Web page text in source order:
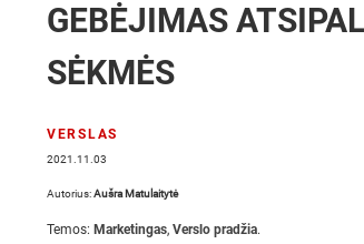
GEBĖJIMAS
SĖKMĖS
VERSLAS
2021.11.03
Autorius:Aušra Matulaitytė
Temos: Marketingas, Verslo pradžia.